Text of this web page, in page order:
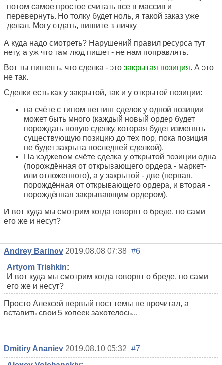
потом самое простое считать все в массив и
перевернуть. Но толку будет ноль, я такой заказ уже
делал. Могу отдать, пишите в личку
А куда надо смотреть? Нарушений правил ресурса тут
нету, а уж что там люд пишет - не нам поправлять.
Вот ты пишешь, что сделка - это закрытая позиция. А это
не так.
Сделки есть как у закрытой, так и у открытой позиции:
на счёте с типом неттинг сделок у одной позиции
может быть много (каждый новый ордер будет
порождать новую сделку, которая будет изменять
существующую позицию до тех пор, пока позиция
не будет закрыта последней сделкой).
На хэджевом счёте сделка у открытой позиции одна
(порождённая от открывающего ордера - маркет-
или отложенного), а у закрытой - две (первая,
порождённая от открывающего ордера, и вторая -
порождённая закрывающим ордером).
И вот куда мы смотрим когда говорят о бреде, но сами
его же и несут?
Andrey Barinov 2019.08.08 07:38 #6
Artyom Trishkin:
И вот куда мы смотрим когда говорят о бреде, но сами
его же и несут?
Просто Алексей первый пост темы не прочитал, а
вставить свои 5 копеек захотелось...
Dmitiry Ananiev 2019.08.10 05:32 #7